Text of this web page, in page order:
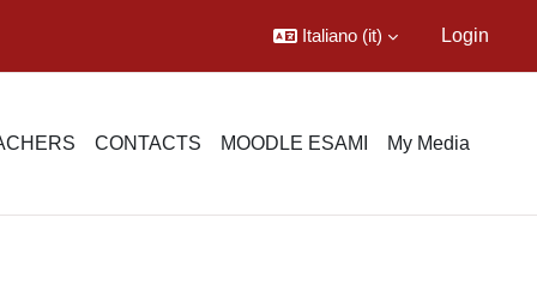
Italiano ‎(it)‎ Login
CONTACTS MOODLE ESAMI My Media